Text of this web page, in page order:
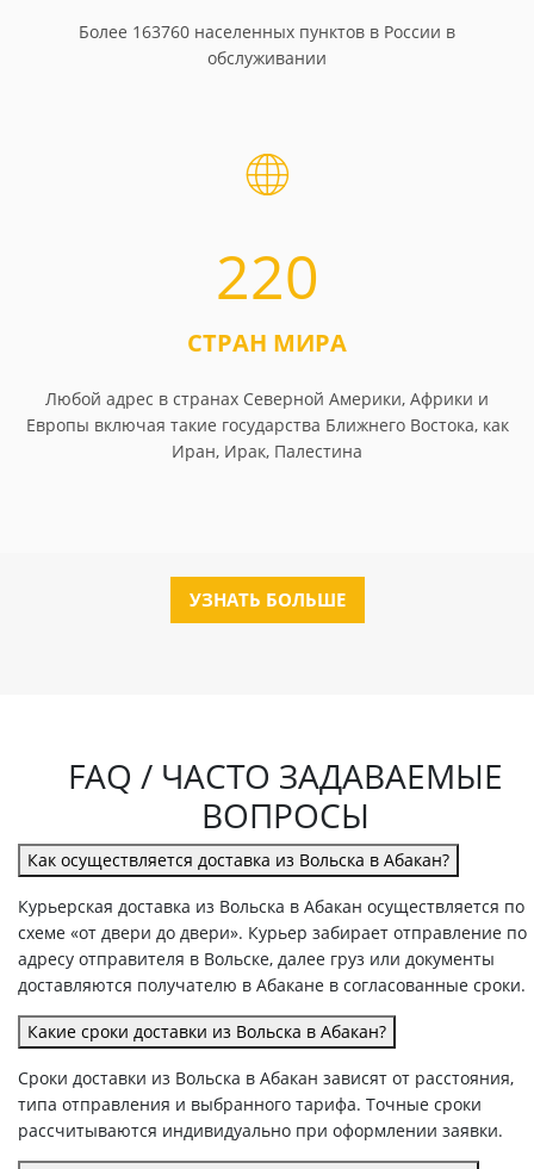
Более 163760 населенных пунктов в России в
обслуживании
220
СТРАН МИРА
Любой адрес в странах Северной Америки, Африки и
Европы включая такие государства Ближнего Востока, как
Иран, Ирак, Палестина
УЗНАТЬ БОЛЬШЕ
FAQ / ЧАСТО ЗАДАВАЕМЫЕ
ВОПРОСЫ
Как осуществляется доставка из Вольска в Абакан?
Курьерская доставка из Вольска в Абакан осуществляется по
схеме «от двери до двери». Курьер забирает отправление по
адресу отправителя в Вольске, далее груз или документы
доставляются получателю в Абакане в согласованные сроки.
Какие сроки доставки из Вольска в Абакан?
Сроки доставки из Вольска в Абакан зависят от расстояния,
типа отправления и выбранного тарифа. Точные сроки
рассчитываются индивидуально при оформлении заявки.